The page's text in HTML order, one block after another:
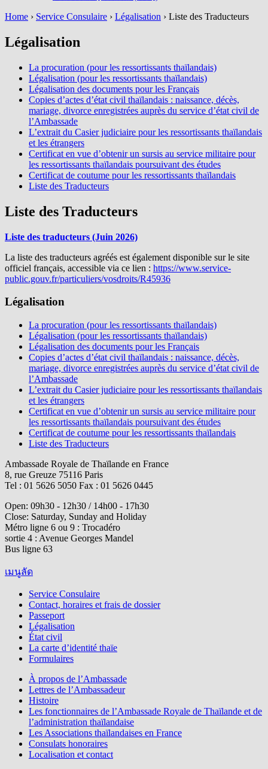
Home › Service Consulaire › Légalisation › Liste des Traducteurs
Légalisation
La procuration (pour les ressortissants thaïlandais)
Légalisation (pour les ressortissants thaïlandais)
Légalisation des documents pour les Français
Copies d’actes d’état civil thaïlandais : naissance, décès,
mariage, divorce enregistrées auprès du service d’état civil de
l’Ambassade
L’extrait du Casier judiciaire pour les ressortissants thaïlandais
et les étrangers
Certificat en vue d’obtenir un sursis au service militaire pour
les ressortissants thaïlandais poursuivant des études
Certificat de coutume pour les ressortissants thaïlandais
Liste des Traducteurs
Liste des Traducteurs
Liste des traducteurs (Juin 2026)
La liste des traducteurs agréés est également disponible sur le site
officiel français, accessible via ce lien : https://www.service-
public.gouv.fr/particuliers/vosdroits/R45936
Légalisation
La procuration (pour les ressortissants thaïlandais)
Légalisation (pour les ressortissants thaïlandais)
Légalisation des documents pour les Français
Copies d’actes d’état civil thaïlandais : naissance, décès,
mariage, divorce enregistrées auprès du service d’état civil de
l’Ambassade
L’extrait du Casier judiciaire pour les ressortissants thaïlandais
et les étrangers
Certificat en vue d’obtenir un sursis au service militaire pour
les ressortissants thaïlandais poursuivant des études
Certificat de coutume pour les ressortissants thaïlandais
Liste des Traducteurs
Ambassade Royale de Thaïlande en France
8, rue Greuze 75116 Paris
Tel : 01 5626 5050 Fax : 01 5626 0445
Open: 09h30 - 12h30 / 14h00 - 17h30
Close: Saturday, Sunday and Holiday
Métro ligne 6 ou 9 : Trocadéro
sortie 4 : Avenue Georges Mandel
Bus ligne 63
เมนูลัด
Service Consulaire
Contact, horaires et frais de dossier
Passeport
Légalisation
État civil
La carte d’identité thaïe
Formulaires
À propos de l’Ambassade
Lettres de l’Ambassadeur
Histoire
Les fonctionnaires de l’Ambassade Royale de Thaïlande et de
l’administration thaïlandaise
Les Associations thaïlandaises en France
Consulats honoraires
Localisation et contact